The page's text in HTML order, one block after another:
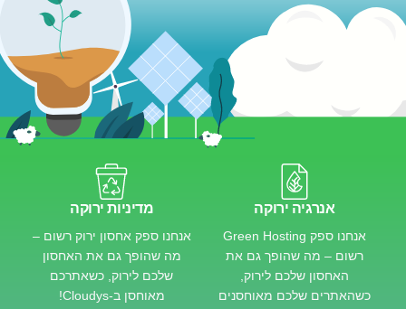
אנרגיה ירוקה
אנחנו ספק Green Hosting
רשום – מה שהופך גם את
האחסון שלכם לירוק,
כשהאתרים שלכם מאוחסנים
מדיניות ירוקה
אנחנו ספק אחסון ירוק רשום –
מה שהופך גם את האחסון
שלכם לירוק, כשאתרכם
מאוחסן ב-Cloudys!